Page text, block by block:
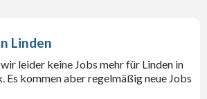
Linden
leider keine Jobs mehr für Linden in
Es kommen aber regelmäßig neue Jobs